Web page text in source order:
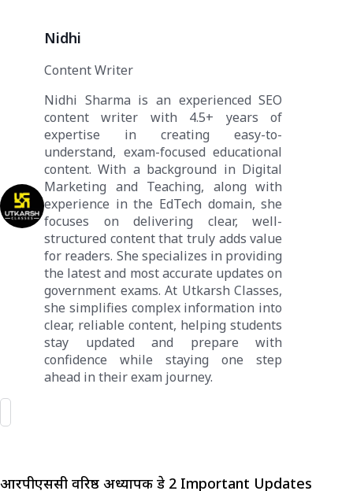
Nidhi
Content Writer
Nidhi Sharma is an experienced SEO
content writer with 4.5+ years of
expertise in creating easy-to-
understand, exam-focused educational
content. With a background in Digital
Marketing and Teaching, along with
experience in the EdTech domain, she
focuses on delivering clear, well-
structured content that truly adds value
for readers. She specializes in providing
the latest and most accurate updates on
government exams. At Utkarsh Classes,
she simplifies complex information into
clear, reliable content, helping students
stay updated and prepare with
confidence while staying one step
ahead in their exam journey.
आरपीएससी वरिष्ठ अध्यापक ग्रेड 2 Important Updates